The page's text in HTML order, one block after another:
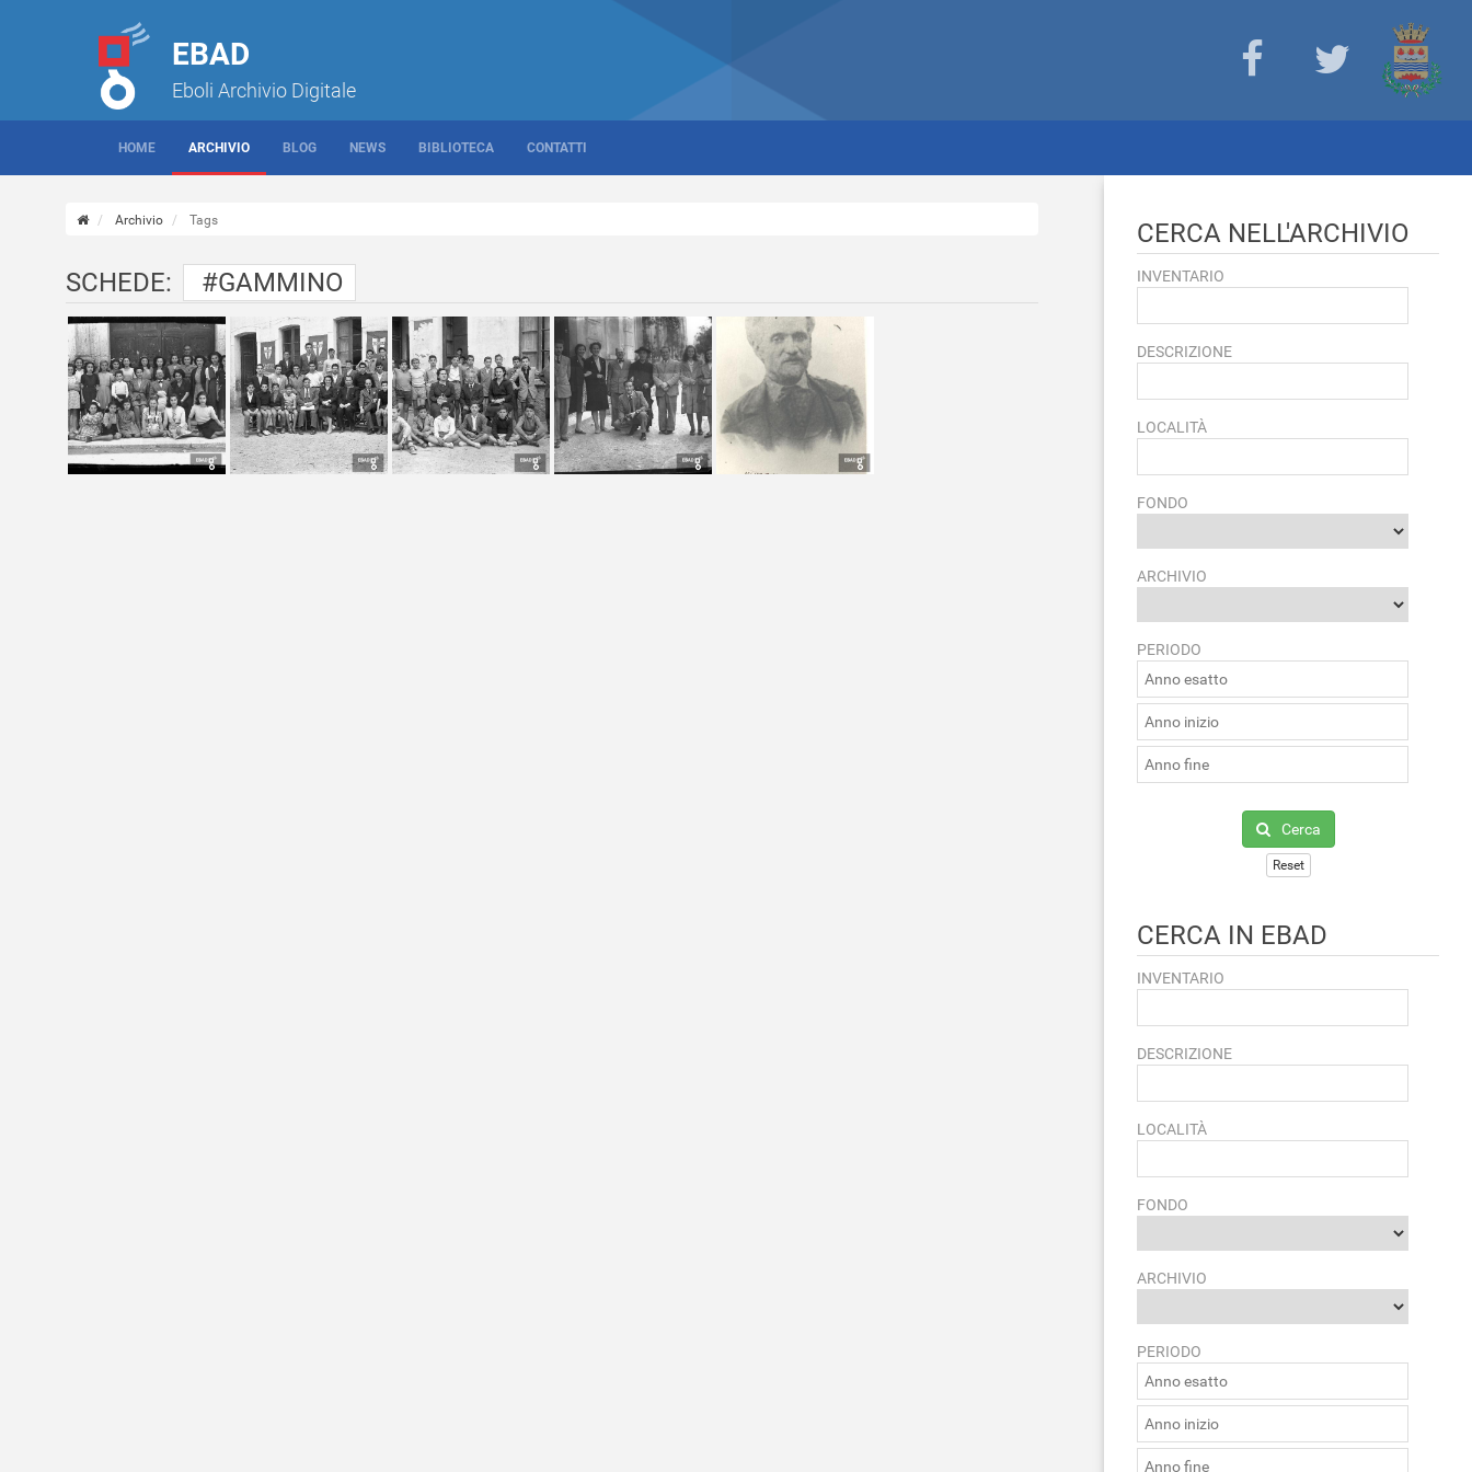
EBAD
Eboli Archivio Digitale
HOME ARCHIVIO BLOG NEWS BIBLIOTECA CONTATTI
Archivio Tags
SCHEDE: #GAMMINO
CERCA NELL'ARCHIVIO
INVENTARIO
DESCRIZIONE
LOCALITÀ
FONDO
ARCHIVIO
PERIODO
Cerca
Reset
CERCA IN EBAD
INVENTARIO
DESCRIZIONE
LOCALITÀ
FONDO
ARCHIVIO
PERIODO